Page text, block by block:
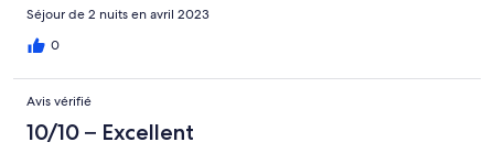
Séjour de 2 nuits en avril 2023
0
Avis vérifié
10/10 – Excellent